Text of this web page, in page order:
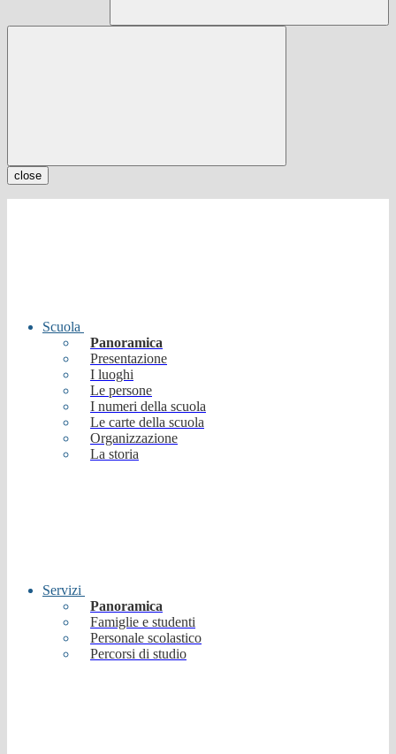
close
Scuola
Panoramica
Presentazione
I luoghi
Le persone
I numeri della scuola
Le carte della scuola
Organizzazione
La storia
Servizi
Panoramica
Famiglie e studenti
Personale scolastico
Percorsi di studio